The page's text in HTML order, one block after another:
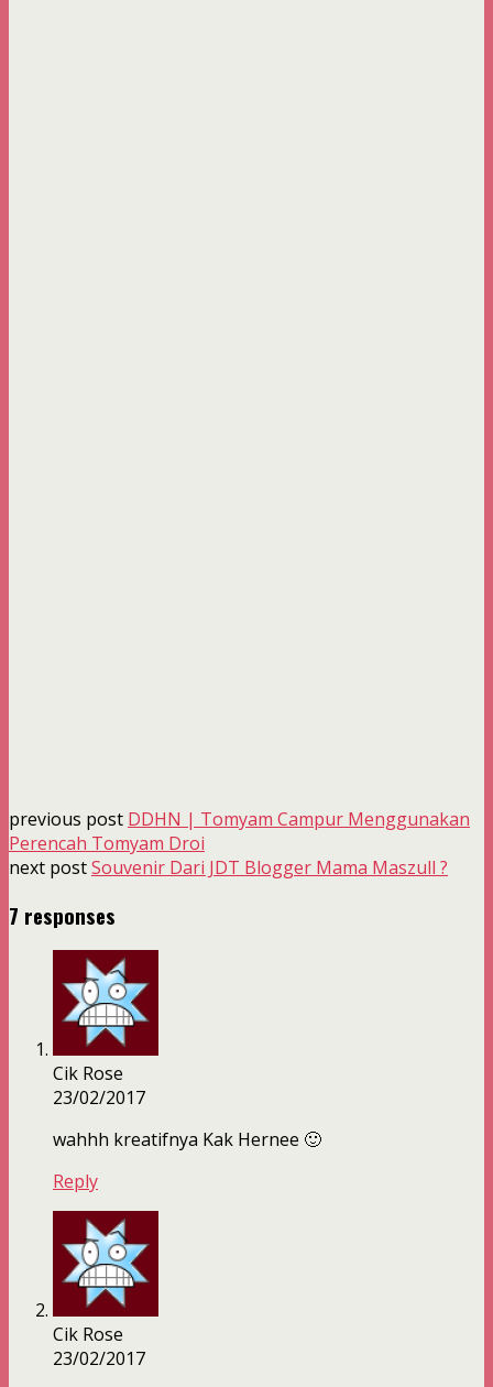
previous post DDHN | Tomyam Campur Menggunakan
Perencah Tomyam Droi
next postSouvenir Dari JDT Blogger Mama Maszull ?
7 responses
Cik Rose
23/02/2017
wahhh kreatifnya Kak Hernee 🙂
Reply
Cik Rose
23/02/2017